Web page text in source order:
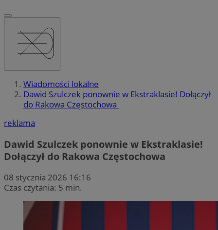
Wiadomości lokalne
Dawid Szulczek ponownie w Ekstraklasie! Dołączył
do Rakowa Częstochowa
reklama
Dawid Szulczek ponownie w Ekstraklasie!
Dołączył do Rakowa Częstochowa
08 stycznia 2026 16:16
Czas czytania: 5 min.